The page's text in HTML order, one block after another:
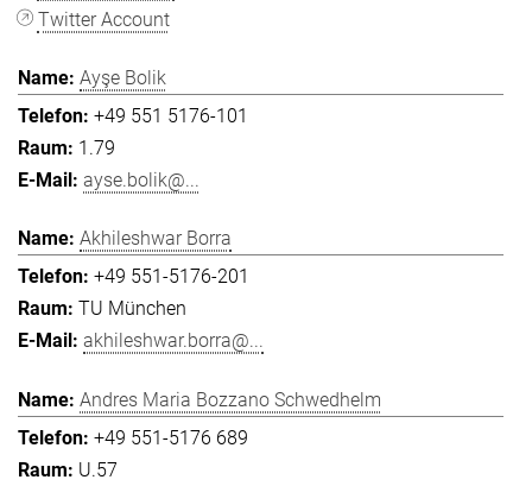
Twitter Account
Ayşe Bolik
+49 551 5176-101
1.79
ayse.bolik@...
Akhileshwar Borra
+49 551-5176-201
TU München
akhileshwar.borra@...
Andres Maria Bozzano Schwedhelm
+49 551-5176 689
U.57